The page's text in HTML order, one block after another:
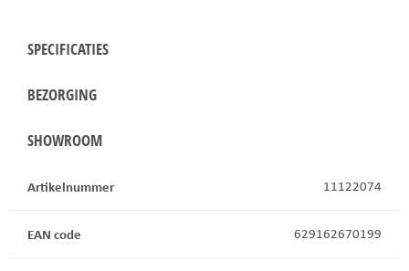
SPECIFICATIES
BEZORGING
SHOWROOM
Artikelnummer 11122074
EAN code 629162670199